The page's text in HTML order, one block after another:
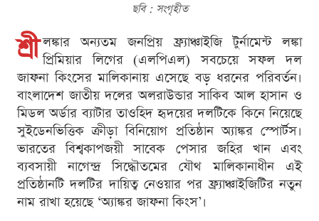
ছবি : সংগৃহীত
শ্রী লঙ্কার অন্যতম জনপ্রিয় ফ্র্যাঞ্চাইজি টুর্নামেন্ট লঙ্কা
প্রিমিয়ার লিগের (এলপিএল) সবচেয়ে সফল দল
জাফনা কিংসের মালিকানায় এসেছে বড় ধরনের পরিবর্তন।
বাংলাদেশ জাতীয় দলের অলরাউন্ডার সাকিব আল হাসান ও
মিডল অর্ডার ব্যাটার তাওহিদ হৃদয়ের দলটিকে কিনে নিয়েছে
সুইডেনভিত্তিক ক্রীড়া বিনিয়োগ প্রতিষ্ঠান অ্যাঙ্কর স্পোর্টস।
ভারতের বিশ্বকাপজয়ী সাবেক পেসার জহির খান এবং
ব্যবসায়ী নাগেন্দ্র সিদ্ধৌতমের যৌথ মালিকানাধীন এই
প্রতিষ্ঠানটি দলটির দায়িত্ব নেওয়ার পর ফ্র্যাঞ্চাইজিটির নতুন
নাম রাখা হয়েছে ‘অ্যাঙ্কর জাফনা কিংস’।